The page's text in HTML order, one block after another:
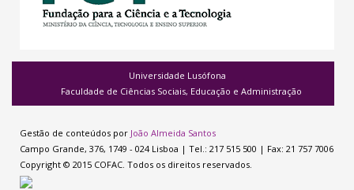
Universidade Lusófona
Faculdade de Ciências Sociais, Educação e Administração
Gestão de conteúdos por João Almeida Santos
Campo Grande, 376, 1749 - 024 Lisboa | Tel.: 217 515 500 | Fax: 21 757 7006
Copyright © 2015 COFAC. Todos os direitos reservados.